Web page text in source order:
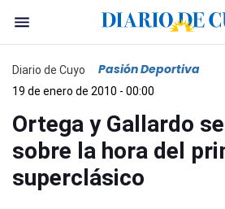
Diario de Cuyo Pasión Deportiva
19 de enero de 2010 - 00:00
Ortega y Gallardo
sobre la hora del
superclásico